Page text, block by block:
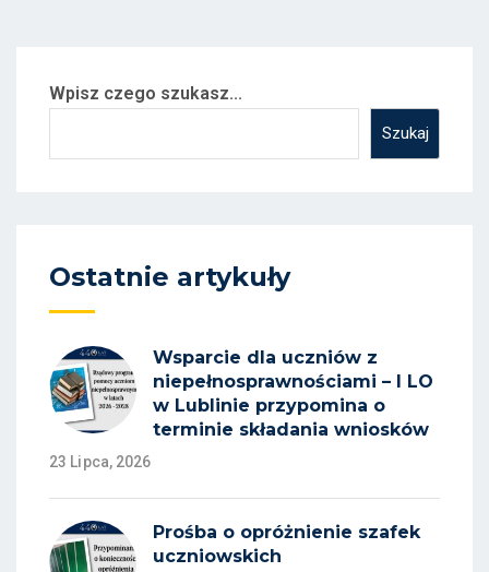
Wpisz czego szukasz...
Szukaj
Ostatnie artykuły
Wsparcie dla uczniów z
niepełnosprawnościami – I LO
w Lublinie przypomina o
terminie składania wniosków
23 Lipca, 2026
Prośba o opróżnienie szafek
uczniowskich